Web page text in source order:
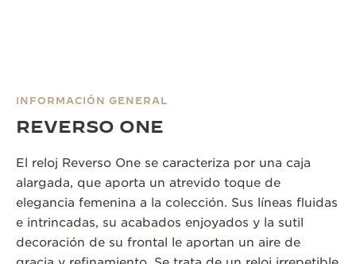
INFORMACIÓN GENERAL
REVERSO ONE
El reloj Reverso One se caracteriza por una caja
alargada, que aporta un atrevido toque de
elegancia femenina a la colección. Sus líneas fluidas
e intrincadas, su acabados enjoyados y la sutil
decoración de su frontal le aportan un aire de